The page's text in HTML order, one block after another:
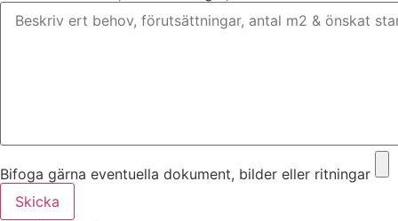
Bifoga gärna eventuella dokument, bilder eller ritningar
Skicka